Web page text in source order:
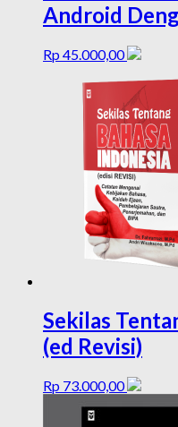
Android
Rp 45.000,00
Sekilas
(ed Revisi)
Rp 73.000,00